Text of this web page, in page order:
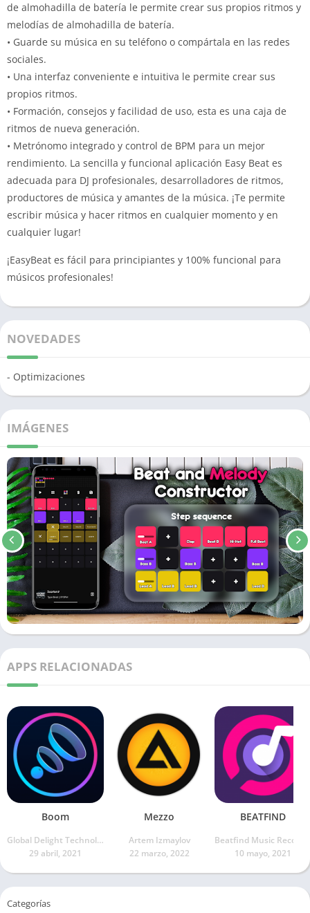
de almohadilla de batería le permite crear sus propios ritmos y
melodías de almohadilla de batería.
• Guarde su música en su teléfono o compártala en las redes
sociales.
• Una interfaz conveniente e intuitiva le permite crear sus
propios ritmos.
• Formación, consejos y facilidad de uso, esta es una caja de
ritmos de nueva generación.
• Metrónomo integrado y control de BPM para un mejor
rendimiento. La sencilla y funcional aplicación Easy Beat es
adecuada para DJ profesionales, desarrolladores de ritmos,
productores de música y amantes de la música. ¡Te permite
escribir música y hacer ritmos en cualquier momento y en
cualquier lugar!
¡EasyBeat es fácil para principiantes y 100% funcional para
músicos profesionales!
NOVEDADES
- Optimizaciones
IMÁGENES
APPS RELACIONADAS
Boom
Global Delight Technologies Pvt. Ltd.
29 abril, 2021
Mezzo
Artem Izmaylov
22 marzo, 2022
BEATFIND
10 mayo, 2021
Categorías